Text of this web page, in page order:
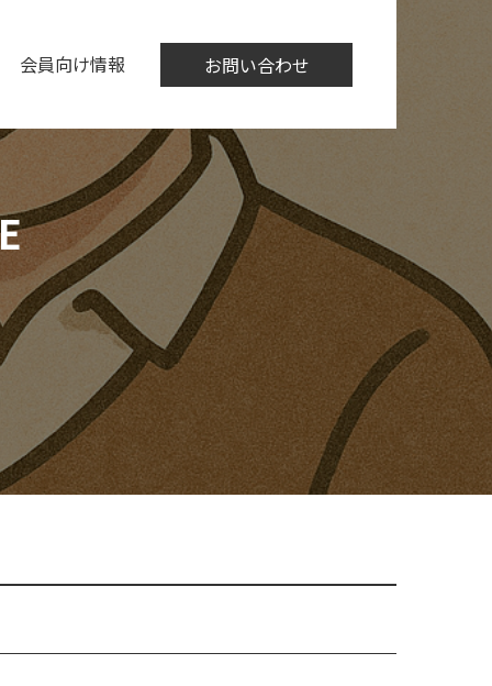
会員向け情報 お問い合わせ